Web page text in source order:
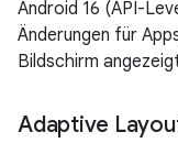
Android 16 (API-
Änderungen für
Bildschirm
Adaptive